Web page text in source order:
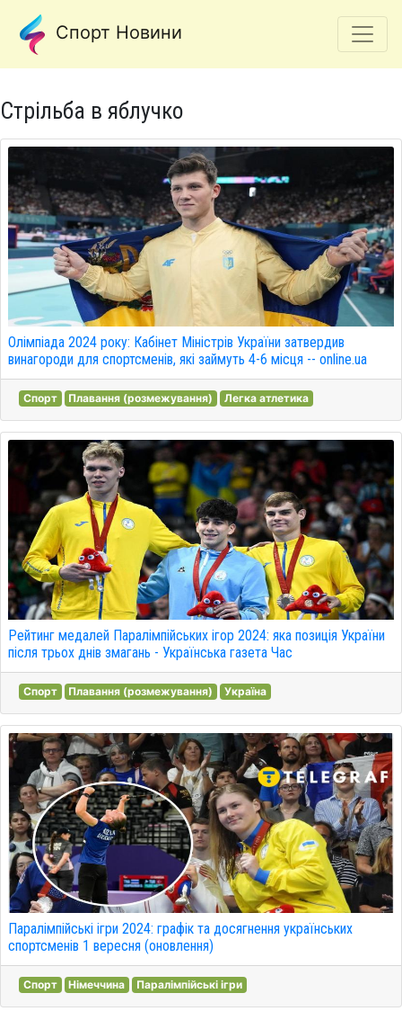
Спорт Новини
Стрільба в яблучко
Олімпіада 2024 року: Кабінет Міністрів України затвердив
винагороди для спортсменів, які займуть 4-6 місця -- online.ua
Спорт Плавання (розмежування) Легка атлетика
Рейтинг медалей Паралімпійських ігор 2024: яка позиція України
після трьох днів змагань - Українська газета Час
Спорт Плавання (розмежування) Україна
Паралімпійські ігри 2024: графік та досягнення українських
спортсменів 1 вересня (оновлення)
Спорт Німеччина Паралімпійські ігри